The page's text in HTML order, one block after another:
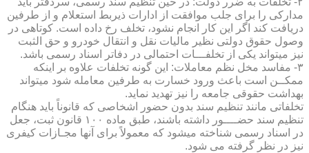
مدارکی را برای جلب موافقت از ادارات ذیربط استعلام و از طرفین
دریافت کند اگر این کار انجام نشود، تخلف رخ داده است. کوتاهی در
وصول حقوق دولتی نظیر مالیات نقل و انتقال خودرو و حق الثبت
نیز میتواند یکی از تخلفـــات احتمالی در دفاتر اسناد رسمی باشد.
۳- مفاسد مخل نظم معاملات: این گونه تخلفات علاوه بر اینکه
ممکــن است باعث ورود خسارت به طرفین معامله شود میتواند
بهداشت حقوقی جامعه را نیز تهدید نماید.
تخلفاتی مانند تنظیم سند بدون حضور اشخاصی که قانوناً باید هنگام
تنظیم سند حضــــور داشته باشند، طبق ماده ۱۰۰ قانون ثبت، جعل
در اسناد رسمی شناخته میشود که معمولاً برای آنها مجـازات کیفری
نیز در نظر گرفته می شود.